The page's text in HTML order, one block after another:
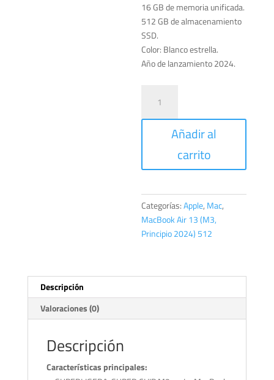
16 GB de memoria unificada.
512 GB de almacenamiento
SSD.
Color: Blanco estrella.
Año de lanzamiento 2024.
13
pulgadasAñadir al
carrito
Categorías:Apple, Mac,
MacBook Air 13 (M3,
Principio 2024) 512
Descripción
Valoraciones (0)
Descripción
Características principales: